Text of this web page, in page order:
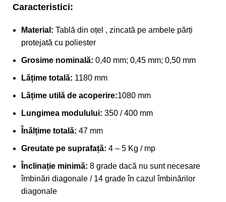
Caracteristici:
Material: Tablă din oțel , zincată pe ambele părți
protejată cu poliester
Grosime nominală: 0,40 mm; 0,45 mm; 0,50 mm
Lățime totală: 1180 mm
Lățime utilă de acoperire:1080 mm
Lungimea modulului: 350 / 400 mm
Înălțime totală: 47 mm
Greutate pe suprafață: 4 – 5 Kg / mp
Înclinație minimă: 8 grade dacă nu sunt necesare
îmbinări diagonale / 14 grade în cazul îmbinărilor
diagonale